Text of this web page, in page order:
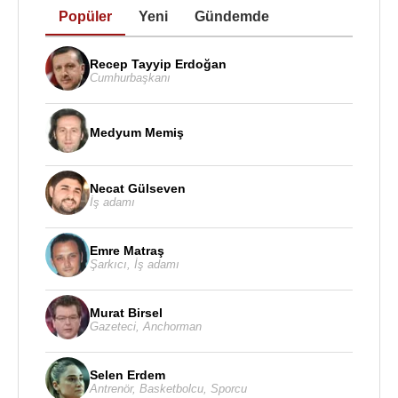
Popüler Yeni Gündemde
Recep Tayyip Erdoğan
Cumhurbaşkanı
Medyum Memiş
Necat Gülseven
İş adamı
Emre Matraş
Şarkıcı İş adamı
Murat Birsel
Gazeteci Anchorman
Selen Erdem
Antrenör, Basketbolcu Sporcu